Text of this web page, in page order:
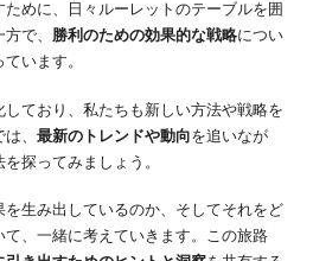
めに、日々ルーレットのテーブルを囲
で、 勝利のための効果的な戦略につい
います。
ており、私たちも新しい方法や戦略を
、 最新のトレンドや動向を追いなが
探ってみましょう。
生み出しているのか、そしてそれをど
、一緒に考えていきます。この旅路